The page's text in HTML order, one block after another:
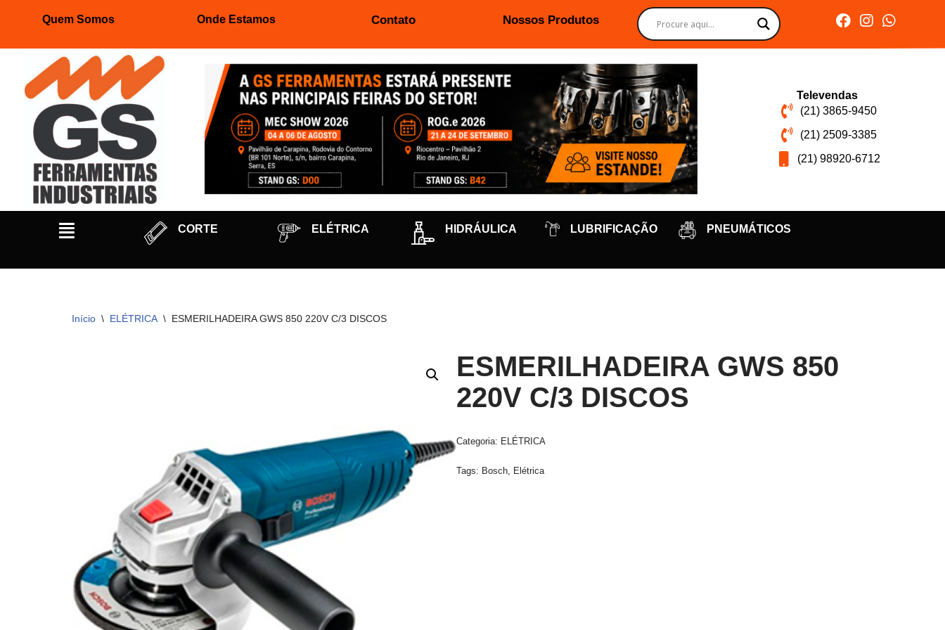
conteúdo
Quem Somos Onde Estamos Contato Nossos Produtos
Televendas
(21) 3865-9450
(21) 2509-3385
(21) 98920-6712
CORTE ELÉTRICA HIDRÁULICA LUBRIFICAÇÃO PNEUMÁTICOS
Início \ ELÉTRICA \ ESMERILHADEIRA GWS 850 220V C/3 DISCOS
ESMERILHADEIRA GWS 850
220V C/3 DISCOS
Categoria: ELÉTRICA
Tags: Bosch Elétrica